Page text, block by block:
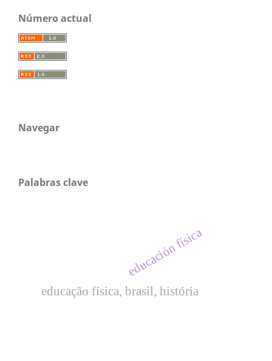
Número actual
Navegar
Palabras clave
educación física
educação física, brasil, história